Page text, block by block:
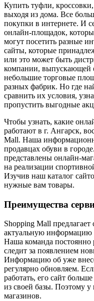
Купить туфли,
выходя из дома. Все
покупки в интернете. И
онлайн-площадок,
могут посетить разные
сайты, которые
или это может быть
компании, выпускающей
небольшие торговые
разных фабрик. Но где
сравнить их условия,
пропустить выгодные
Чтобы узнать, какие
работают в г. Ангарск,
Mall. Наша
продавцах обуви в
представлены онлайн-
на реализации
Изучив наш каталог
нужные вам товары.
Преимущества
Shopping Mall предлагает
актуальную информацию
Наша команда постоянно
следит за появлением
Информацию об уже
регулярно обновляем.
работать, его сайт
из своей базы. Поэтому
магазинов.